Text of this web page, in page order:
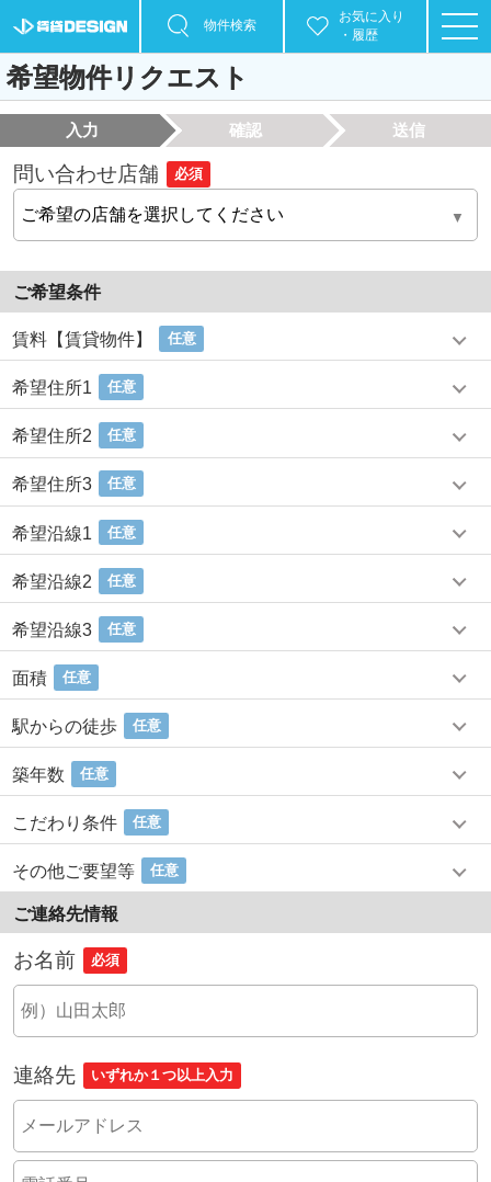
物件検索
お気に入り
・履歴
希望物件リクエスト
入力 確認 送信
問い合わせ店舗 必須
ご希望条件
賃料【賃貸物件】 任意
希望住所1 任意
希望住所2 任意
希望住所3 任意
希望沿線1 任意
希望沿線2 任意
希望沿線3 任意
面積 任意
駅からの徒歩 任意
築年数 任意
こだわり条件 任意
その他ご要望等 任意
ご連絡先情報
お名前 必須
連絡先 いずれか１つ以上入力